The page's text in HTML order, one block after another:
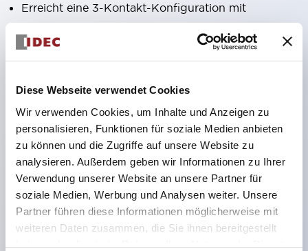
Diese Webseite verwendet Cookies
Wir verwenden Cookies, um Inhalte und Anzeigen zu
personalisieren, Funktionen für soziale Medien anbieten
zu können und die Zugriffe auf unsere Website zu
analysieren. Außerdem geben wir Informationen zu Ihrer
Verwendung unserer Website an unsere Partner für
soziale Medien, Werbung und Analysen weiter. Unsere
Partner führen diese Informationen möglicherweise mit
weiteren Daten zusammen, die Sie ihnen bereitgestellt
haben oder die sie im Rahmen Ihrer Nutzung der Dienste
Erreicht eine 3-Kontakt-Konfiguration mit
Überwachungskontakt bei gleicher Größe wie der
Kompakte Baugröße, die auch in engen Räumen
installiert werden kann (30×30×91 mm).
Der Betätiger ist kompatibel mit den Typen HS5B
und HS5E.
Doppelte Isolierkonstruktion ohne Erdungsleitung
erforderlich.
Durch Änderung der Montageausrichtung des
Bedienkopfs sind 8 verschiedene